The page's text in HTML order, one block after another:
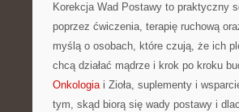
Korekcja Wad Postawy to praktyczny
poprzez ćwiczenia, terapię ruchową
myślą o osobach, które czują, że ich
chcą działać mądrze i krok po kroku
Onkologiai Zioła, suplementy i
tym, skąd biorą się wady postawy i